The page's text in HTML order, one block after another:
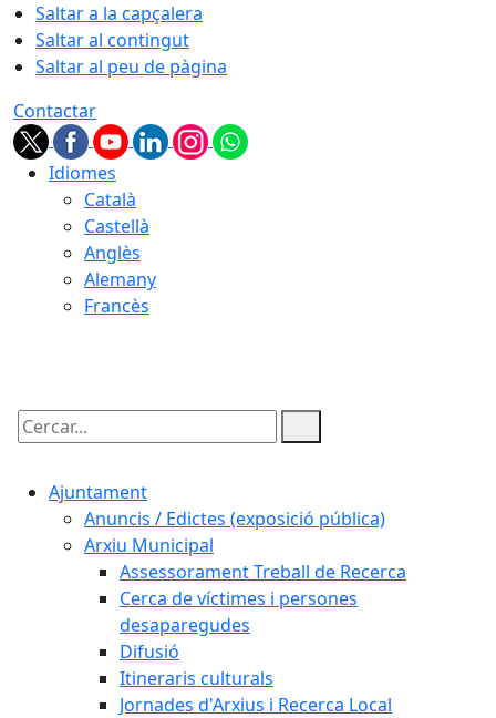
Saltar a la capçalera
Saltar al contingut
Saltar al peu de pàgina
Contactar
Idiomes
Català
Castellà
Anglès
Alemany
Francès
Cercar:
Ajuntament
Anuncis / Edictes (exposició pública)
Arxiu Municipal
Assessorament Treball de Recerca
Cerca de víctimes i persones
desaparegudes
Difusió
Itineraris culturals
Jornades d'Arxius i Recerca Local